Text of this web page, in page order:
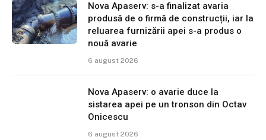
Nova Apaserv: s-a finalizat avaria
produsă de o firmă de construcții, iar la
reluarea furnizării apei s-a produs o
nouă avarie
6 august 2026
Nova Apaserv: o avarie duce la
sistarea apei pe un tronson din Octav
Onicescu
6 august 2026